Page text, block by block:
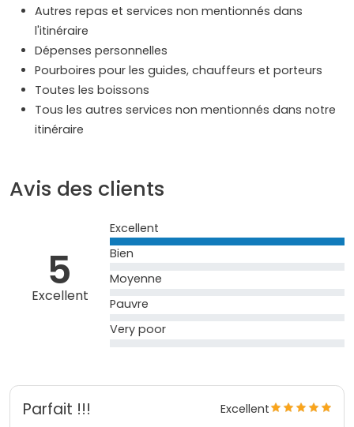
Autres repas et services non mentionnés dans
l'itinéraire
Dépenses personnelles
Pourboires pour les guides, chauffeurs et porteurs
Toutes les boissons
Tous les autres services non mentionnés dans notre
itinéraire
Avis des clients
5
Excellent
Excellent
Bien
Moyenne
Pauvre
Very poor
Parfait !!!
Excellent